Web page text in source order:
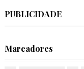
PUBLICIDADE
Marcadores